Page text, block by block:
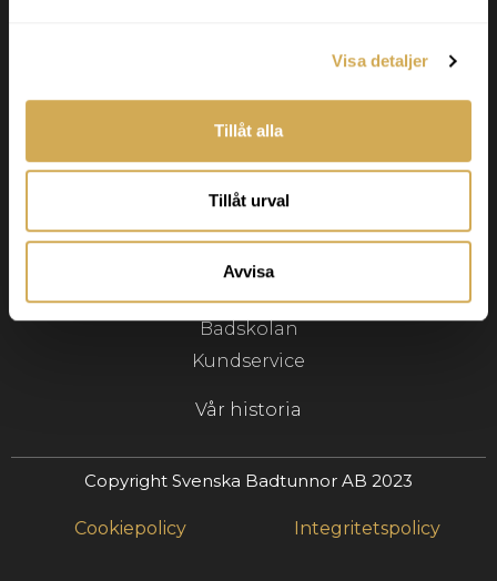
Visa detaljer
Tillåt alla
Tillåt urval
Avvisa
info@svenskabadtunnor.se
Navigering
Tillbehör
Inspiration
Badskolan
Kundservice
Vår historia
Copyright Svenska Badtunnor AB 2023
Cookiepolicy Integritetspolicy